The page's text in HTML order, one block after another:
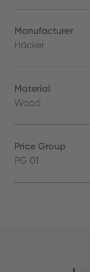
Manufacturer
Häcker
Material
Wood
Price Group
PG 01